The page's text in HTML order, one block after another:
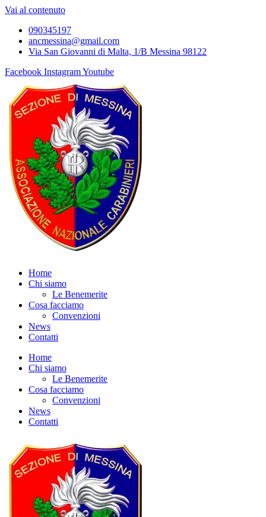
Vai al contenuto
090345197
ancmessina@gmail.com
Via San Giovanni di Malta, 1/B Messina 98122
Facebook InstagramYoutube
Home
Chi siamo
Le Benemerite
Cosa facciamo
Convenzioni
News
Contatti
Home
Chi siamo
Le Benemerite
Cosa facciamo
Convenzioni
News
Contatti